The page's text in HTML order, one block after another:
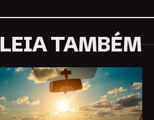
LEIA TAMBÉM